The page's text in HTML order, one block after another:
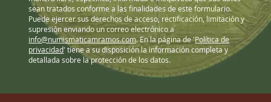
sean tratados conforme a las finalidades de este formulario.
Puede ejercer sus derechos de acceso, rectificación, limitación y
supresión enviando un correo electrónico a
info@numismaticamramos.com. En la página de 'Política de
privacidad' tiene a su disposición la información completa y
detallada sobre la protección de los datos.